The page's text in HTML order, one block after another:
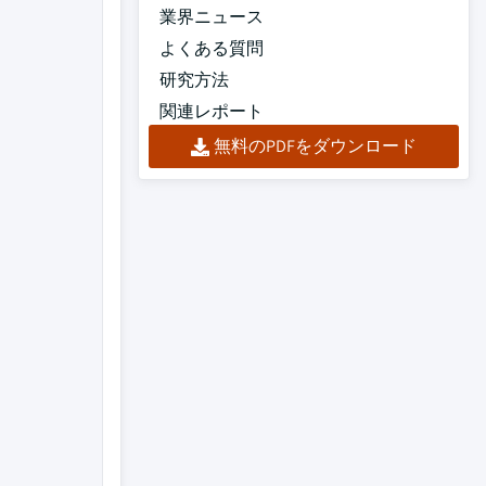
業界ニュース
よくある質問
研究方法
関連レポート
無料のPDFをダウンロード